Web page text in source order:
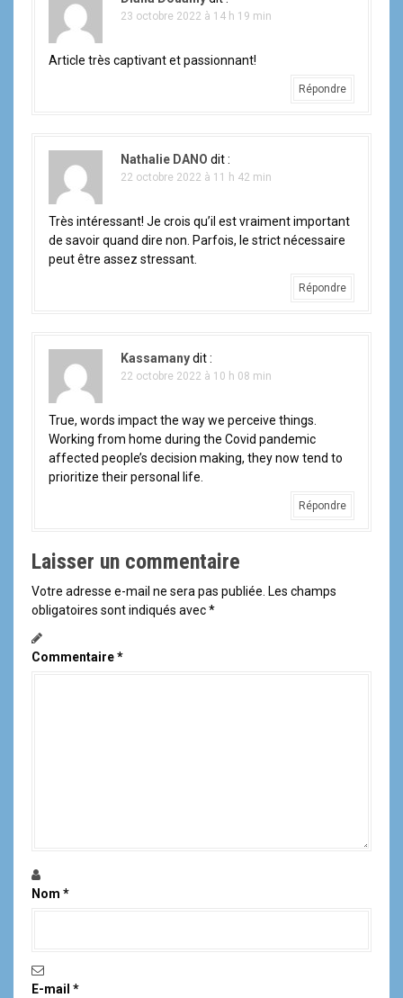
23 octobre 2022 à 14 h 19 min
Article très captivant et passionnant!
Répondre
Nathalie DANO dit :
22 octobre 2022 à 11 h 42 min
Très intéressant! Je crois qu’il est vraiment important
de savoir quand dire non. Parfois, le strict nécessaire
peut être assez stressant.
Répondre
Kassamanydit :
22 octobre 2022 à 10 h 08 min
True, words impact the way we perceive things.
Working from home during the Covid pandemic
affected people’s decision making, they now tend to
prioritize their personal life.
Répondre
Laisser un commentaire
Votre adresse e-mail ne sera pas publiée. Les champs
obligatoires sont indiqués avec*
Commentaire*
Nom *
E-mail *